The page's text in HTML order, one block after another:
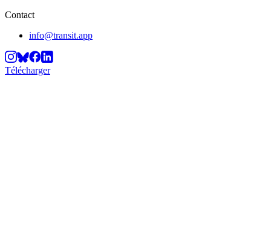
Contact
info@transit.app
Télécharger